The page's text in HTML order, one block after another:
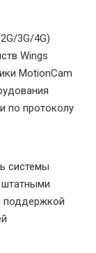
3G/4G)
Wings
MotionCam
по протоколу
системы
поддержкой